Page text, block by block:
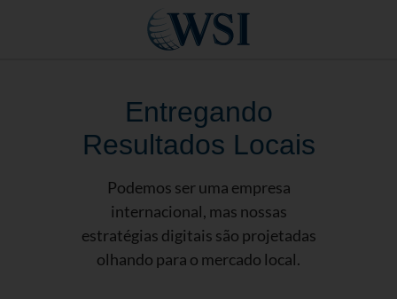
Entregando
Resultados Locais
Podemos ser uma empresa
internacional, mas nossas
estratégias digitais são projetadas
olhando para o mercado local.